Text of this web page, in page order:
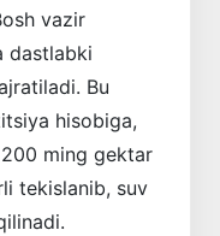
vazir
dastlabki
Bu
hisobiga,
ming gektar
tekislanib, suv